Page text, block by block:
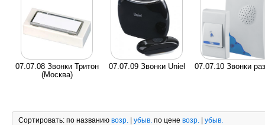
07.07.08 Звонки Тритон
(Москва)
07.07.09 Звонки Uniel 07.07.10 Звонки
Сортировать: по названию возр. | убыв. по цене возр. | убыв.